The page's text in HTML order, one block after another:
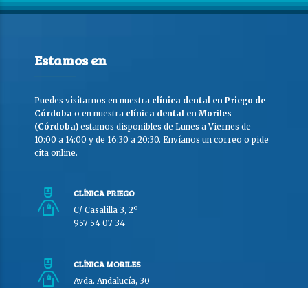
Estamos en
Puedes visitarnos en nuestra clínica dental en Priego de
Córdoba o en nuestra clínica dental en Moriles
(Córdoba) estamos disponibles de Lunes a Viernes de
10:00 a 14:00 y de 16:30 a 20:30. Envíanos un correo o pide
cita online.
CLÍNICA PRIEGO
C/ Casalilla 3, 2º
957 54 07 34
CLÍNICA MORILES
Avda. Andalucía, 30